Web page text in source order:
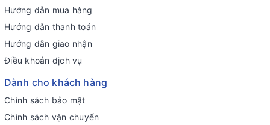
Hướng dẫn mua hàng
Hướng dẫn thanh toán
Hướng dẫn giao nhận
Điều khoản dịch vụ
Dành cho khách hàng
Chính sách bảo mật
Chính sách vận chuyển